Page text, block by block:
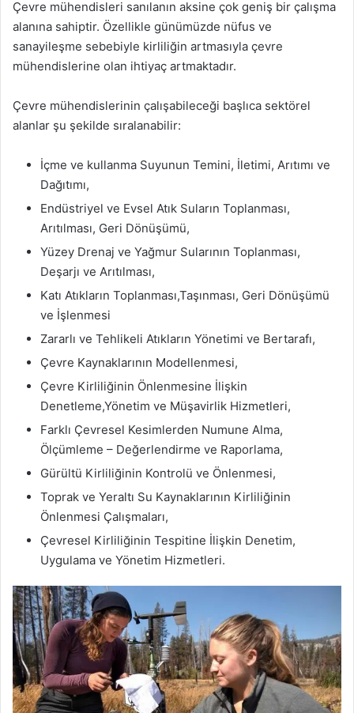
Çevre mühendisleri sanılanın aksine çok geniş bir çalışma
alanına sahiptir. Özellikle günümüzde nüfus ve
sanayileşme sebebiyle kirliliğin artmasıyla çevre
mühendislerine olan ihtiyaç artmaktadır.
Çevre mühendislerinin çalışabileceği başlıca sektörel
alanlar şu şekilde sıralanabilir:
İçme ve kullanma Suyunun Temini, İletimi, Arıtımı ve
Dağıtımı,
Endüstriyel ve Evsel Atık Suların Toplanması,
Arıtılması, Geri Dönüşümü,
Yüzey Drenaj ve Yağmur Sularının Toplanması,
Deşarjı ve Arıtılması,
Katı Atıkların Toplanması,Taşınması, Geri Dönüşümü
ve İşlenmesi
Zararlı ve Tehlikeli Atıkların Yönetimi ve Bertarafı,
Çevre Kaynaklarının Modellenmesi,
Çevre Kirliliğinin Önlenmesine İlişkin
Denetleme,Yönetim ve Müşavirlik Hizmetleri,
Farklı Çevresel Kesimlerden Numune Alma,
Ölçümleme – Değerlendirme ve Raporlama,
Gürültü Kirliliğinin Kontrolü ve Önlenmesi,
Toprak ve Yeraltı Su Kaynaklarının Kirliliğinin
Önlenmesi Çalışmaları,
Çevresel Kirliliğinin Tespitine İlişkin Denetim,
Uygulama ve Yönetim Hizmetleri.